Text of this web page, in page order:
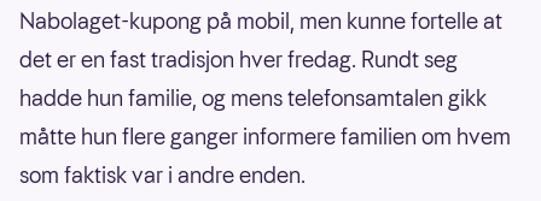
Nabolaget-kupong på mobil, men kunne fortelle at
det er en fast tradisjon hver fredag. Rundt seg
hadde hun familie, og mens telefonsamtalen gikk
måtte hun flere ganger informere familien om hvem
som faktisk var i andre enden.